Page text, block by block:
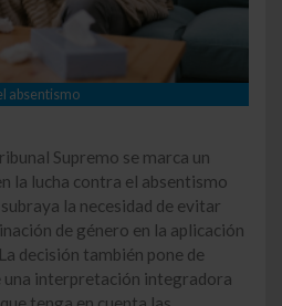
absentismo
Supremo se marca un
la lucha contra el absentismo
la necesidad de evitar
de género en la aplicación
decisión también pone de
interpretación integradora